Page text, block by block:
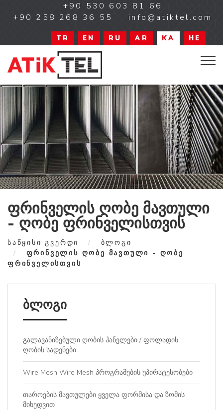
+90 530 603 81 66
+90 258 268 36 55
info@atiktel.com
TR EN RU AR KA HE
ფრინველის ღობე მავთული
- ღობე ფრინველისთვის
ᲡᲐᲬᲧᲘᲡᲘ ᲒᲕᲔᲠᲓᲘ
ᲑᲚᲝᲒᲘ
ᲤᲠᲘᲜᲕᲔᲚᲘᲡ ᲦᲝᲑᲔ ᲛᲐᲕᲗᲣᲚᲘ - ᲦᲝᲑᲔ
ᲤᲠᲘᲜᲕᲔᲚᲘᲡᲗᲕᲘᲡ
ბლოგი
გალავანიზებული ღობის პანელები / ფოლადის
ღობის სადენები
Wire Mesh Wire Mesh პროგრამების უპირატესობები
თაროების მავთულები ყველა ფორმისა და ზომის
მიხედვით